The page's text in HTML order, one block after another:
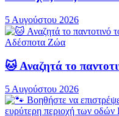
5 Αυγούστου 2026
Αδέσποτα Ζώα
🐱 Αναζητά το
5 Αυγούστου 2026